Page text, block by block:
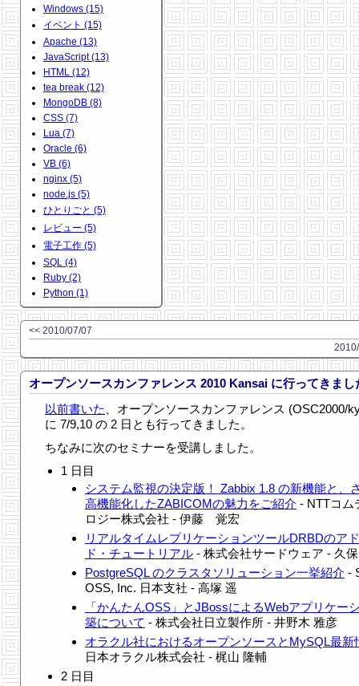
Windows (15)
イベント (15)
Apache (13)
JavaScript (13)
HTML (12)
tea break (12)
MongoDB (8)
CSS (7)
Lua (7)
Oracle (6)
VB (6)
nginx (5)
node.js (5)
ひとりごと (5)
レビュー (5)
電子工作 (5)
SQL (4)
Ruby (2)
Python (1)
<< 2010/07/07
オープンソースカンファレンス 2010 Kansai に行ってきまし
以前書いた
、オープンソースカンファレンス (OSC2000/
に 7/9,10 の 2 日とも行ってきました。
ちなみに次のセミナーを受講しました。
1 日目
システム監視の決定版！ Zabbix 1.8 の新機能と、
高機能化したZABICOMの魅力をご紹介 - NTTコム
ロジー株式会社 - 伊藤 覚宏
リアルタイムレプリケーションツールDRBDのア
ド・チュートリアル - 株式会社サードウェア - 久
PostgreSQL のクラスタソリューション一挙紹介 -
OSS, Inc. 日本支社 - 高塚 遥
「かんたんOSS」とJBossによるWebアプリケー
築について - 株式会社日立製作所 - 井野木 雅彦
オラクル社におけるオープンソースとMySQL最新
日本オラクル株式会社 - 梶山 隆輔
2 日目